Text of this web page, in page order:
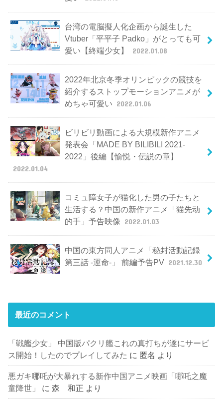
台湾の電脳擬人化企画から誕生した
Vtuber「平平子 Padko」がとっても可
愛い【終端少女】
2022.01.08
2022年北京冬季オリンピックの競技を
紹介するストップモーションアニメが
めちゃ可愛い 2022.01.06
ビリビリ動画による大規模新作アニメ
発表会「MADE BY BILIBILI 2021-
2022」後編【愉悦・伝説の章】
2022.01.04
コミュ障女子が猫化した男の子たちと
生活する？中国の新作アニメ「猫先动
的手」予告映像
2022.01.03
中国の東方同人アニメ「秘封活動記録
第三話 -運命-」 前編予告PV 2021.12.30
最近のコメント
「戦艦少女」 中国版パクリ艦これの真打ちが遂にサービ
ス開始！したのでプレイしてみた に 匿名 より
悪ガキ哪吒が大暴れする新作中国アニメ映画「哪吒之魔
童降世」
に森 和正 より